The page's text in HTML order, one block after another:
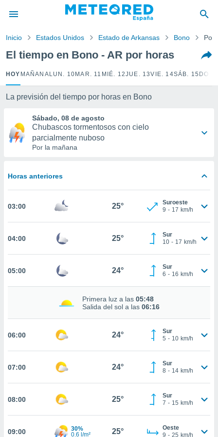
por
para
que se
calidad.
a este
y
forma
basada
botón
ya sean
nos
en
perfil
y
ACEPTAR
CONTINUAR
Inicio Estados Unidos Estado de Arkansas Bono Por
El tiempo en Bono - AR por horas
HOY MAÑANA LUN. 10 MAR. 11 MIÉ. 12JUE. 13VIE. 14SÁB. 15
La previsión del tiempo por horas en Bono
Sábado, 08 de agosto
Chubascos tormentosos con cielo
parcialmente nuboso
Por la mañana
Horas anteriores
03:00 25°
Suroeste
9 - 17 km/h
04:00 25°
Sur
10 - 17 km/h
05:00 24°
Sur
6 - 16 km/h
Primera luz a las 05:48
Salida del sol a las 06:16
06:00 24°
Sur
5 - 10 km/h
07:00 24°
Sur
8 - 14 km/h
08:00 25°
Sur
7 - 15 km/h
09:00
30%
0.6 l/m²
25°
Oeste
9 - 25 km/h